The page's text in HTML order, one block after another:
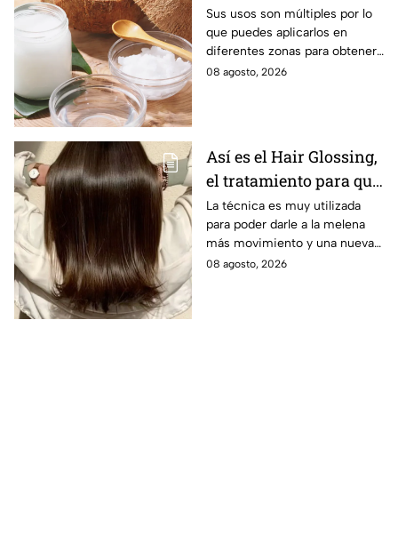
aceite de coco y
bicarbonato
Sus usos son múltiples por lo
que puedes aplicarlos en
diferentes zonas para obtener
beneficios.
08 agosto, 2026
Así es el Hair Glossing,
el tratamiento para que
tu cabello refleje la luz
La técnica es muy utilizada
para poder darle a la melena
más movimiento y una nueva
versión.
08 agosto, 2026